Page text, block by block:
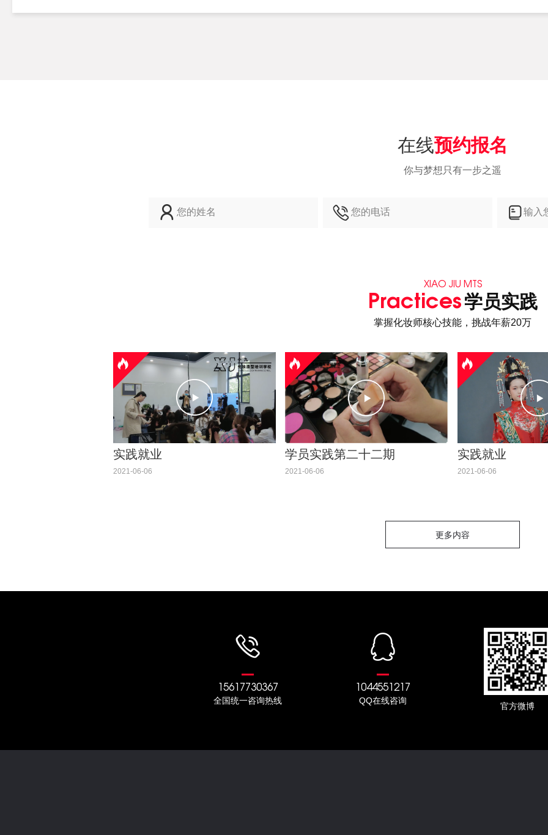
在线预约报名
你与梦想只有一步之遥
XIAO JIU MTS
Practices学员实践
掌握化妆师核心技能，挑战年薪20万
实践就业
2021-06-06
学员实践第二十二期
2021-06-06
实践就业
2021-06-06
更多内容
15617730367
全国统一咨询热线
1044551217
QQ在线咨询
官方微博